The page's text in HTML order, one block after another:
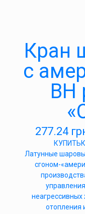
Кран
с
ВН
277.24
КУПИТЬ
Латунные
сгоном-
неагрессивных
отопления